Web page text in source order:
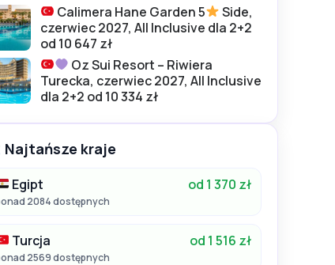
Calimera Hane Garden 5
Side,
czerwiec 2027, All Inclusive dla 2+2
od 10 647 zł
Oz Sui Resort – Riwiera
Turecka, czerwiec 2027, All Inclusive
dla 2+2 od 10 334 zł
Najtańsze kraje
Egipt od 1 370 zł
2084 dostępnych
Turcja od 1 516 zł
2569 dostępnych